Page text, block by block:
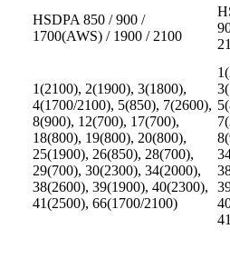
HSDPA 850 / 900 /
1700(AWS) / 1900 / 2100
1(2100), 2(1900), 3(1800),
4(1700/2100), 5(850), 7(2600),
8(900), 12(700), 17(700),
18(800), 19(800), 20(800),
25(1900), 26(850), 28(700),
29(700), 30(2300), 34(2000),
38(2600), 39(1900), 40(2300),
41(2500), 66(1700/2100)